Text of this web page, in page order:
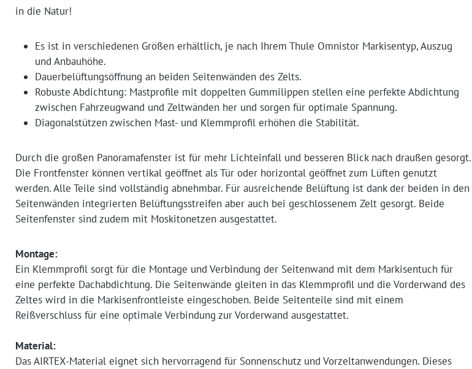
in die Natur!
Es ist in verschiedenen Größen erhältlich, je nach Ihrem Thule Omnistor Markisentyp, Auszug
und Anbauhöhe.
Dauerbelüftungsöffnung an beiden Seitenwänden des Zelts.
Robuste Abdichtung: Mastprofile mit doppelten Gummilippen stellen eine perfekte Abdichtung
zwischen Fahrzeugwand und Zeltwänden her und sorgen für optimale Spannung.
Diagonalstützen zwischen Mast- und Klemmprofil erhöhen die Stabilität.
Durch die großen Panoramafenster ist für mehr Lichteinfall und besseren Blick nach draußen gesorgt.
Die Frontfenster können vertikal geöffnet als Tür oder horizontal geöffnet zum Lüften genutzt
werden. Alle Teile sind vollständig abnehmbar. Für ausreichende Belüftung ist dank der beiden in den
Seitenwänden integrierten Belüftungsstreifen aber auch bei geschlossenem Zelt gesorgt. Beide
Seitenfenster sind zudem mit Moskitonetzen ausgestattet.
Montage:
Ein Klemmprofil sorgt für die Montage und Verbindung der Seitenwand mit dem Markisentuch für
eine perfekte Dachabdichtung. Die Seitenwände gleiten in das Klemmprofil und die Vorderwand des
Zeltes wird in die Markisenfrontleiste eingeschoben. Beide Seitenteile sind mit einem
Reißverschluss für eine optimale Verbindung zur Vorderwand ausgestattet.
Material:
Das AIRTEX-Material eignet sich hervorragend für Sonnenschutz und Vorzeltanwendungen. Dieses